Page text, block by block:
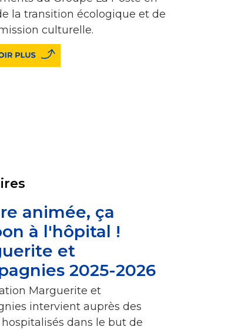
la transition écologique et de
culturelle.
animée, ça
à l'hôpital !
et
2025-2026
Marguerite et
intervient auprès des
dans le but de